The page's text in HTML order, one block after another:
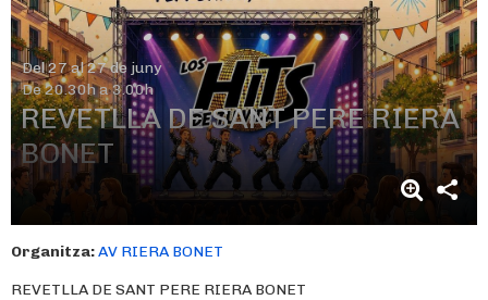
Del 27 al 27 de juny
De 20.30h a 3.00h
REVETLLA DE SANT PERE RIERA
BONET
Organitza:AV RIERA BONET
REVETLLA DE SANT PERE RIERA BONET